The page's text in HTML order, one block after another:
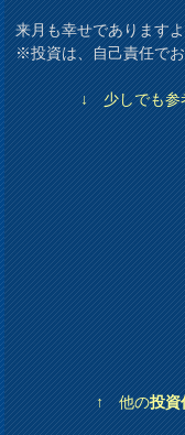
来月も幸せであります
※投資は、自己責任で
↓ 少しでも参考
↑ 他の投資